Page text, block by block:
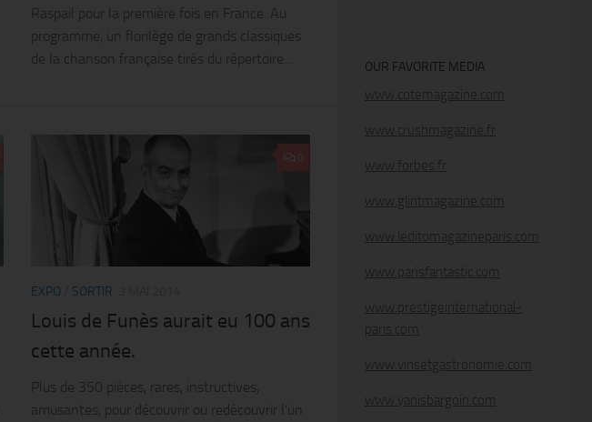
Raspail pour la première fois en France. Au
programme, un florilège de grands classiques
de la chanson française tirés du répertoire...
EXPO SORTIR
Louis de Funès aurait eu 100 ans
cette année.
Plus de 350 pièces, rares, instructives,
amusantes, pour découvrir ou redécouvrir l’un
OUR FAVORITE MEDIA
www.cotemagazine.com
www.crushmagazine.fr
www.forbes.fr
www.glintmagazine.com
www.leditomagazineparis.com
www.parisfantastic.com
www.prestigeinternational-
paris.com
www.vinsetgastronomie.com
www.yanisbargoin.com